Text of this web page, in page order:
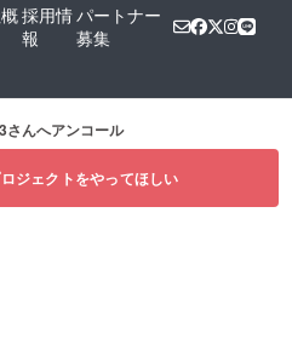
採用情
報
パートナー
募集
さんへアンコール
ジェクトをやってほしい